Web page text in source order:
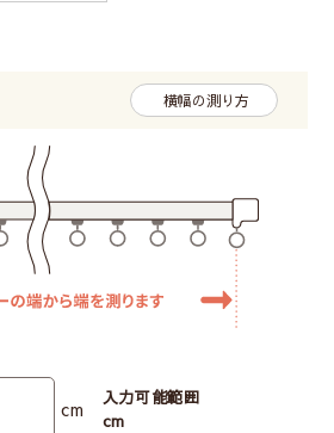
横幅の測り方
cm
入力可能範囲
cm